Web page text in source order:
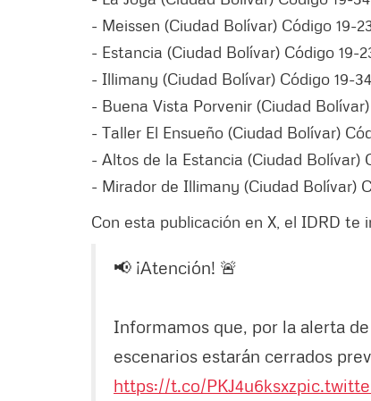
- Meissen (Ciudad Bolívar) Código 19-
- Estancia (Ciudad Bolívar) Código 19-
- Illimany (Ciudad Bolívar) Código 19-
- Buena Vista Porvenir (Ciudad
- Taller El Ensueño (Ciudad Bolívar)
- Altos de la Estancia (Ciudad Bolívar)
- Mirador de Illimany (Ciudad Bolívar)
Con esta publicación en X, el IDRD te
📢 ¡Atención! 🚨
Informamos que, por la alerta
escenarios estarán cerrados
https://t.co/PKJ4u6ksxz